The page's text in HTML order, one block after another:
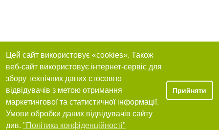
Цей сайт використовує «cookies». Також
веб-сайт використовує інтернет-сервіс для
збору технічних даних стосовно
відвідувачів з метою отримання
маркетингової та статистичної інформації.
Умови обробки даних відвідувачів сайту
див. "Політика конфіденційності"
Прийняти